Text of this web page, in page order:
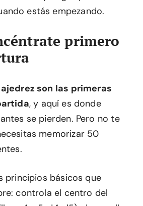
estás empezando.
primero
son las primeras
, y aquí es donde
se pierden. Pero no te
memorizar 50
principios básicos que
controla el centro del